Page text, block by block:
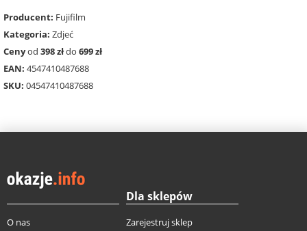
Producent: Fujifilm
Kategoria: Zdjeć
Cenyod 398 złdo 699 zł
EAN: 4547410487688
SKU: 04547410487688
O nas
Dla sklepów
Zarejestruj sklep